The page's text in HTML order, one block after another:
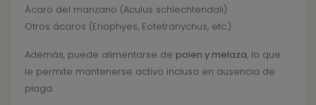
Ácaro del manzano (Aculus schlechtendali)
Otros ácaros (Eriophyes, Eotetranychus, etc.)
Además, puede alimentarse de polen y melaza, lo que
le permite mantenerse activo incluso en ausencia de
plaga.